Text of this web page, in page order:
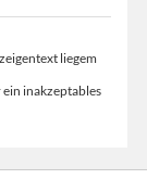
liegem
inakzeptables